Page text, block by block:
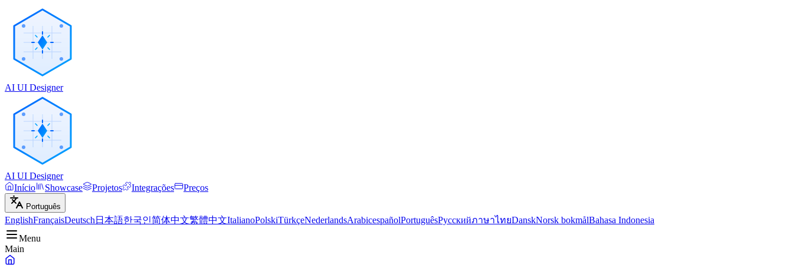
AI UI Designer
AI UI Designer
Início
Showcase Projetos Integrações Preços
Português
EnglishFrançaisDeutsch 日本語한국인简体中文繁體中文ItalianoPolskiTürkçeNederlandsArabicespañolPortuguêsРусскийภาษาไทยDanskNorsk bokmålBahasa Indonesia
Menu
Main